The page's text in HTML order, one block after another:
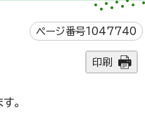
ページ番号1047740
印刷
。